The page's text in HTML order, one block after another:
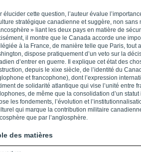
élucider cette question, l’auteur évalue
stratégique canadienne et suggère, non sans
» liant les deux pays en matière de
il montre que le Canada accorde une
à la France, de manière telle que Paris, tout
dispose pratiquement d’un veto sur la
d’entrer en guerre. Il explique cet état des
depuis le xixe siècle, de l’identité du
et francophone), dont l’expression
de solidarité atlantique qui vise l’unité entre
de même que la consolidation d’un statut
les fondements, l’évolution et
qui marque la contribution militaire
que par l’anglosphère.
des matières